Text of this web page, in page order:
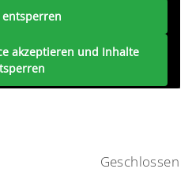
akzeptieren und Inhalte
Geschlossen